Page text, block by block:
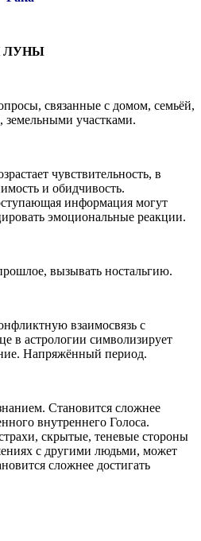
ЛУНЫ
связанные с домом, семьёй,
участками.
чувствительность, в
и обидчивость.
информация могут
эмоциональные реакции.
вызывать ностальгию.
взаимосвязь с
в астрологии символизирует
Напряжённый период.
Становится сложнее
внутреннего Голоса.
скрытые, теневые стороны
с другими людьми, может
сложнее достигать